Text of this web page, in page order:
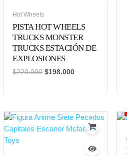
Hot Wheels
PISTA HOT WHEELS
TRUCKS MONSTER
TRUCKS ESTACIÓN DE
EXPLOSIONES
$220.000 $198.000